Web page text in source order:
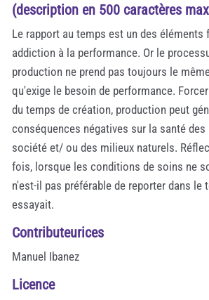
(description en 500 caractères
Le rapport au temps est un des éléments
addiction à la performance. Or le
production ne prend pas toujours le
qu'exige le besoin de performance.
du temps de création, production peut
conséquences négatives sur la santé des
société et/ ou des milieux naturels.
fois, lorsque les conditions de soins ne
n'est-il pas préférable de reporter dans le
essayait.
Contributeurices
Manuel Ibanez
Licence